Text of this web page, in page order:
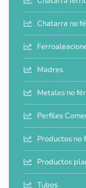
Chatarra no
Madres
Metales no
Perfiles
Productos no
Productos
Tubos